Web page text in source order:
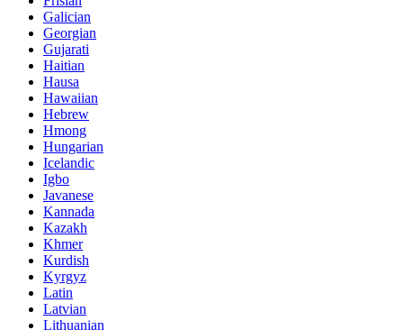
Galician
Georgian
Gujarati
Haitian
Hausa
Hawaiian
Hebrew
Hmong
Hungarian
Icelandic
Igbo
Javanese
Kannada
Kazakh
Khmer
Kurdish
Kyrgyz
Latin
Latvian
Lithuanian